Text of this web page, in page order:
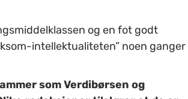
og en fot godt
intellektualiteten” noen ganger
som Verdibørsen og